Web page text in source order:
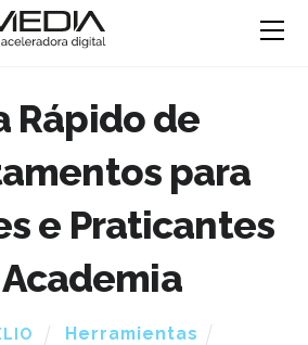
Rápido de
para
e Praticantes
Herramientas